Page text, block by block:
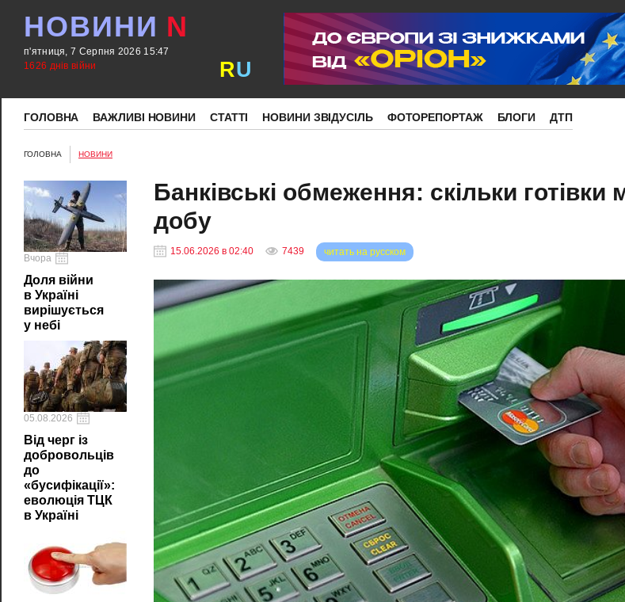
НОВИНИ N
п'ятниця, 7 Серпня 2026 15:47
1626 днів війни
RU
ГОЛОВНА ВАЖЛИВІ НОВИНИ СТАТТІ НОВИНИ ЗВІДУСІЛЬ ФОТОРЕПОРТАЖ БЛОГИ ДТП
ГОЛОВНА НОВИНИ
Вчора
Доля війни
в Україні
вирішується
у небі
05.08.2026
Від черг із
добровольців
до
«бусифікації»:
еволюція ТЦК
в Україні
Банківські обмеження: скільки готівки
добу
15.06.2026 в 02:40 7439 читать на русском